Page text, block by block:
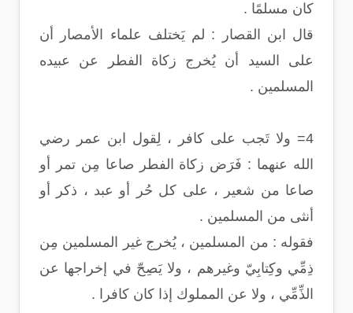
كان مسلمًا .
قال ابن القصار : لم يَختلف علماء الأمصار أن
على السيد أن يُخرج زكاة الفطر عن عبيده
المسلمين .
4= ولا تَجب على كافر ، لِقول ابن عمر رضي
الله عنهما : فَرَض زكاة الفطر صاعا مِن تمر أو
صاعا من شعير ، على كل حُر أو عبد ، ذكر أو
أنثى من المسلمين .
فقوله : من المسلمين ، يُخرج غير المسلمين مِن
ذِمِّي وكِتابِيّ وغيرهم ، ولا يَصِحّ في إخراجها عن
الذِّمِّي ، ولا عن المملوك إذا كان كافرا .